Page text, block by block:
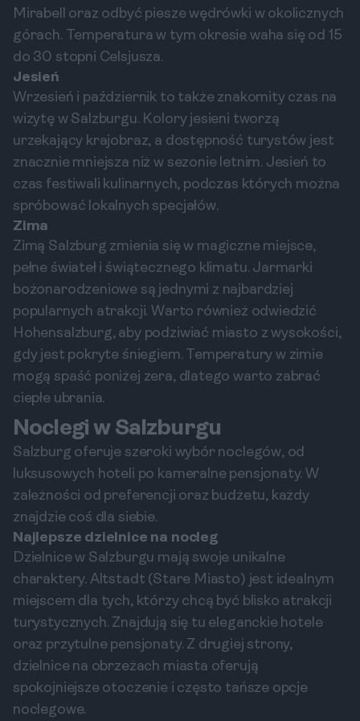
Mirabell oraz odbyć piesze wędrówki w okolicznych
górach. Temperatura w tym okresie waha się od 15
do 30 stopni Celsjusza.
Jesień
Wrzesień i październik to także znakomity czas na
wizytę w Salzburgu. Kolory jesieni tworzą
urzekający krajobraz, a dostępność turystów jest
znacznie mniejsza niż w sezonie letnim. Jesień to
czas festiwali kulinarnych, podczas których można
spróbować lokalnych specjałów.
Zima
Zimą Salzburg zmienia się w magiczne miejsce,
pełne świateł i świątecznego klimatu. Jarmarki
bożonarodzeniowe są jednymi z najbardziej
popularnych atrakcji. Warto również odwiedzić
Hohensalzburg, aby podziwiać miasto z wysokości,
gdy jest pokryte śniegiem. Temperatury w zimie
mogą spaść poniżej zera, dlatego warto zabrać
ciepłe ubrania.
Noclegi w Salzburgu
Salzburg oferuje szeroki wybór noclegów, od
luksusowych hoteli po kameralne pensjonaty. W
zależności od preferencji oraz budżetu, każdy
znajdzie coś dla siebie.
Najlepsze dzielnice na nocleg
Dzielnice w Salzburgu mają swoje unikalne
charaktery. Altstadt (Stare Miasto) jest idealnym
miejscem dla tych, którzy chcą być blisko atrakcji
turystycznych. Znajdują się tu eleganckie hotele
oraz przytulne pensjonaty. Z drugiej strony,
dzielnice na obrzeżach miasta oferują
spokojniejsze otoczenie i często tańsze opcje
noclegowe.